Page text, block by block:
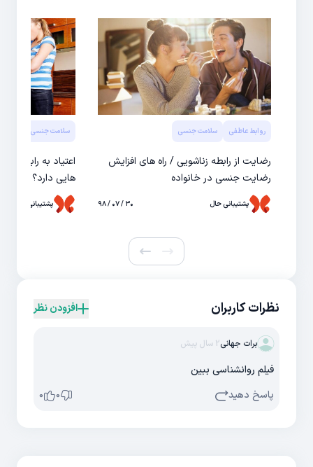
روابط عاطفی سلامت جنسی
رضایت از رابطه زناشویی / راه های افزایش
رضایت جنسی در خانواده
پشتیبانی حال ۳۰ / ۰۷ / ۹۸
سلامت جنسی
هایی دارد؟ + راه
پشتیبانی حال
نظرات کاربران افزودن نظر
برات جهانی2 سال پیش
فیلم روانشناسی ببین
پاسخ دهید
0
0